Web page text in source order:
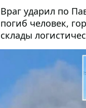
Враг ударил по
погиб человек,
склады
компаний и